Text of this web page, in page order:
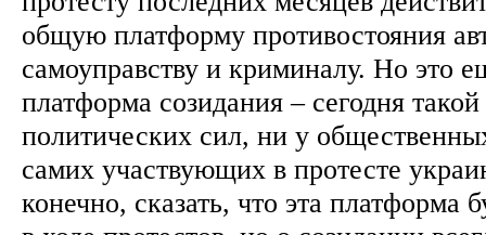
общую платформу противостояния
самоуправству и криминалу. Но это
платформа созидания – сегодня
политических сил, ни у
самих участвующих в протесте
конечно, сказать, что эта платформа